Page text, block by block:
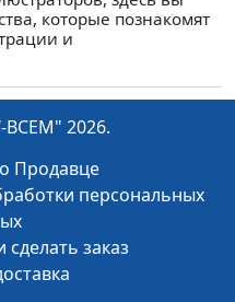
которые познакомят
и
2026.
Продавце
персональных
сделать заказ